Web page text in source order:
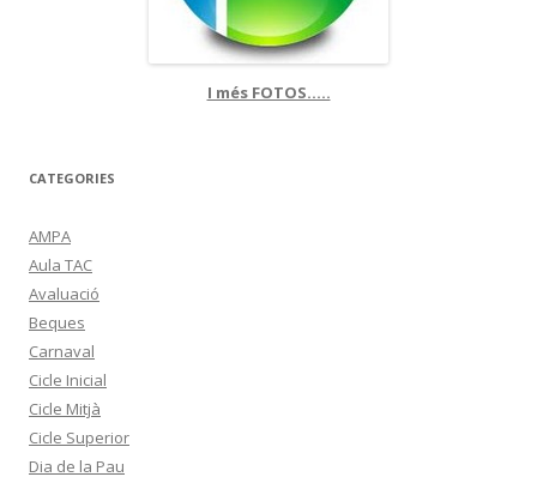
I més FOTOS.....
CATEGORIES
AMPA
Aula TAC
Avaluació
Beques
Carnaval
Cicle Inicial
Cicle Mitjà
Cicle Superior
Dia de la Pau